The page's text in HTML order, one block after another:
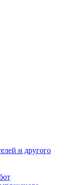
и другого